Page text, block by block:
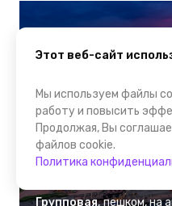
Групповая, пешком, на
Этот веб-сайт
Мы используем файлы
работу и повысить
Продолжая, Вы
файлов cookie.
Политика